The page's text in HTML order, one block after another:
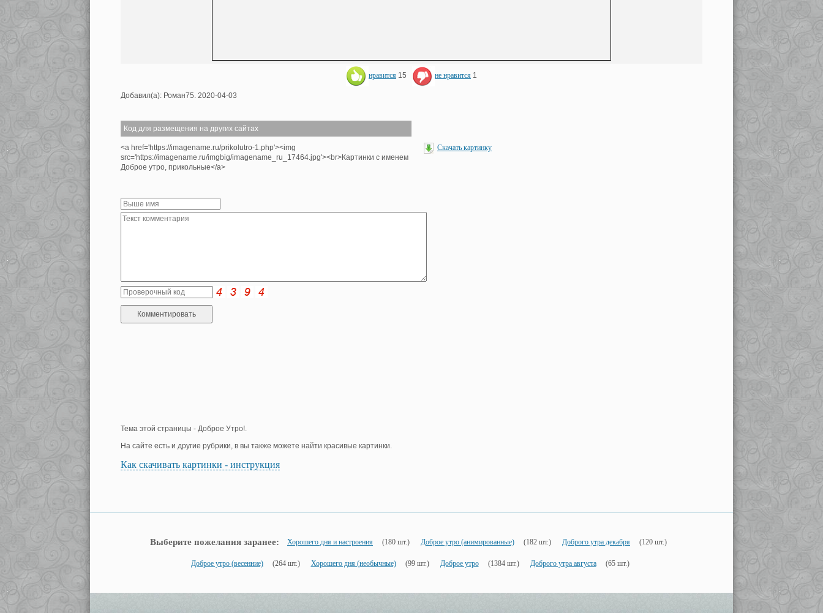
нравится 15 не нравится 1
Добавил(а): Роман75. 2020-04-03
Код для размещения на других сайтах
<a href='https://imagename.ru/prikolutro-1.php'><img
src='https://imagename.ru/imgbig/imagename_ru_17464.jpg'><br>Картинки с именем
Доброе утро, прикольные</a>
Скачать картинку
Тема этой страницы - Доброе Утро!.
На сайте есть и другие рубрики, в вы также можете найти красивые картинки.
Как скачивать картинки - инструкция
Выберите пожелания заранее: Хорошего дня и настроения (180 шт.) Доброе утро (анимированные) (182 шт.) Доброго утра декабря (120 шт.)
Доброе утро (весенние) (264 шт.) Хорошего дня (необычные) (99 шт.) Доброе утро (1384 шт.) Доброго утра августа (65 шт.)